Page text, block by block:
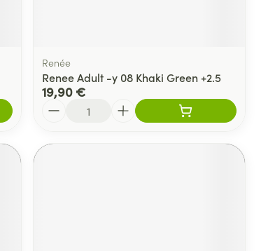
Renée
Renee Adult -y 08 Khaki Green +2.5
19,90 €